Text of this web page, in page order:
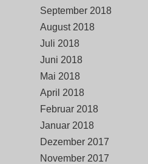
September 2018
August 2018
Juli 2018
Juni 2018
Mai 2018
April 2018
Februar 2018
Januar 2018
Dezember 2017
November 2017